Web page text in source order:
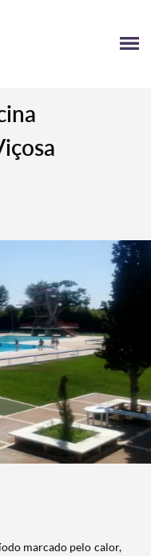
marcado pelo calor,